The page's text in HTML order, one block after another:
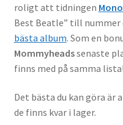
roligt att tidningen
Best Beatle” till nummer
bästa album. Som en
Mommyheadssenaste
finns med på samma lista!
Det bästa du kan göra är
de finns kvar i lager.